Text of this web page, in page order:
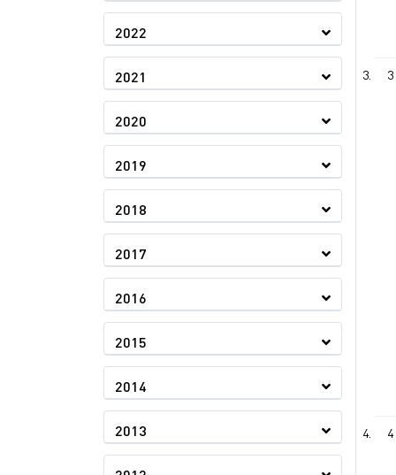
2022
2021
2020
2019
2018
2017
2016
2015
2014
2013
3
4